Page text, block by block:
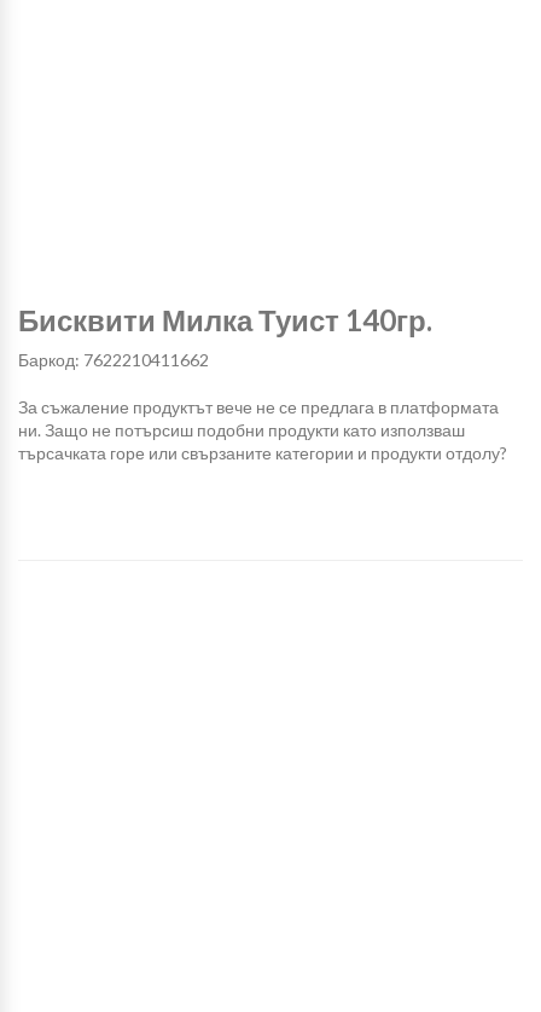
Бисквити Милка Туист 140гр.
Баркод: 7622210411662
За съжаление продуктът вече не се предлага в платформата
ни. Защо не потърсиш подобни продукти като използваш
търсачката горе или свързаните категории и продукти отдолу?